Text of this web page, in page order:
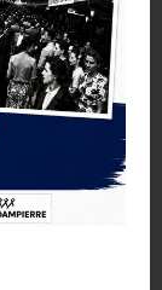
regroupés
EDAA
afin de
de refuser
ces